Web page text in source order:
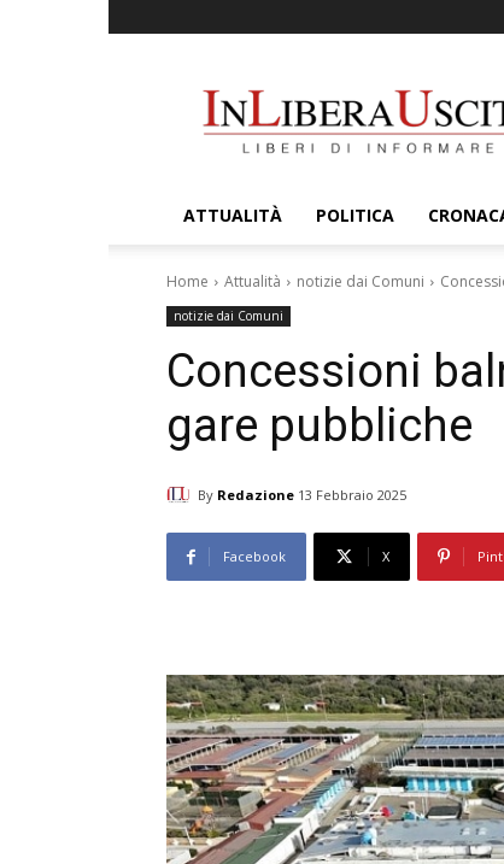
ATTUALITÀ POLITICA
Home Attualità notizie dai Comuni
notizie dai Comuni
Concessioni
gare pubbliche
By Redazione 13 Febbraio 2025
Facebook X